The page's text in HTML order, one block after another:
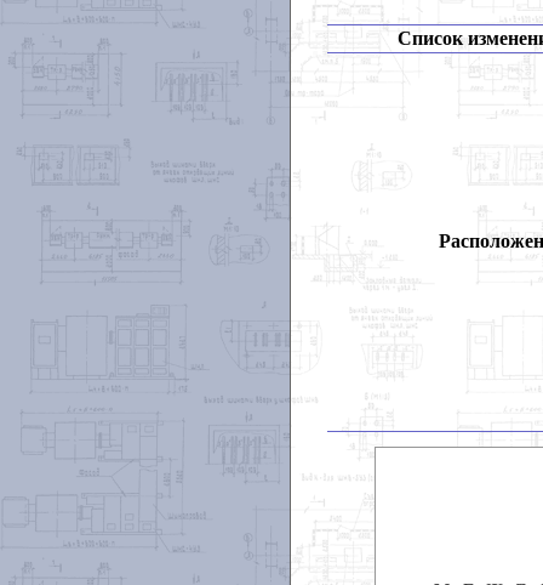
Список